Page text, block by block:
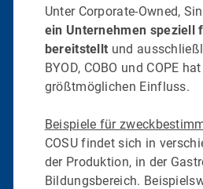
Unter Corporate-Owned,
ein Unternehmen speziell
bereitstellt und
BYOD, COBO und COPE
größtmöglichen Einfluss.
Beispiele für
COSU findet sich in
der Produktion, in der
Bildungsbereich.